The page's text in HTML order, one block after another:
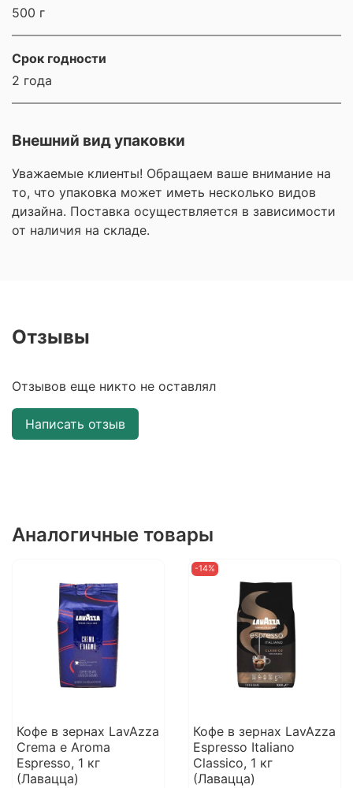
500 г
Срок годности
2 года
Внешний вид упаковки
Уважаемые клиенты! Обращаем ваше внимание на
то, что упаковка может иметь несколько видов
дизайна. Поставка осуществляется в зависимости
от наличия на складе.
Отзывы
Отзывов еще никто не оставлял
Написать отзыв
Аналогичные товары
Кофе в зернах LavAzza
Crema e Aroma
Espresso, 1 кг
(Лавацца)
-14%
Кофе в зернах LavAzza
Espresso Italiano
Classico, 1 кг
(Лавацца)